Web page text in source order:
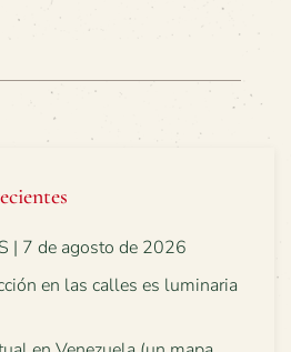
| 7 de agosto de 2026
en las calles es luminaria